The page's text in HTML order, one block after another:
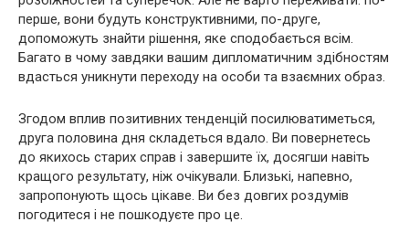
перше, вони будуть конструктивними, по-друге,
допоможуть знайти рішення, яке сподобається всім.
Багато в чому завдяки вашим дипломатичним здібностям
вдасться уникнути переходу на особи та взаємних образ.
Згодом вплив позитивних тенденцій посилюватиметься,
друга половина дня складеться вдало. Ви повернетесь
до якихось старих справ і завершите їх, досягши навіть
кращого результату, ніж очікували. Близькі, напевно,
запропонують щось цікаве. Ви без довгих роздумів
погодитеся і не пошкодуєте про це.